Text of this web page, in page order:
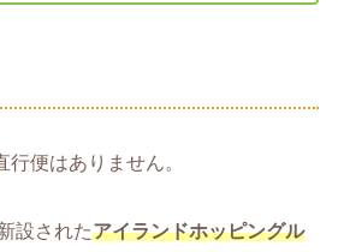
便はありません。
設されたアイランドホッピングル